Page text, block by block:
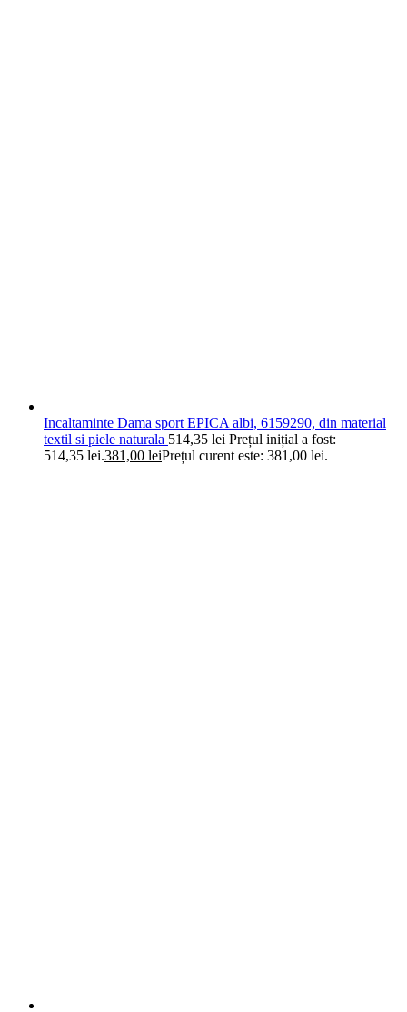
Incaltaminte Dama sport EPICA albi, 6159290, din material
textil si piele naturala 514,35lei Prețul inițial a fost:
514,35 lei.381,00 leiPrețul curent este: 381,00 lei.